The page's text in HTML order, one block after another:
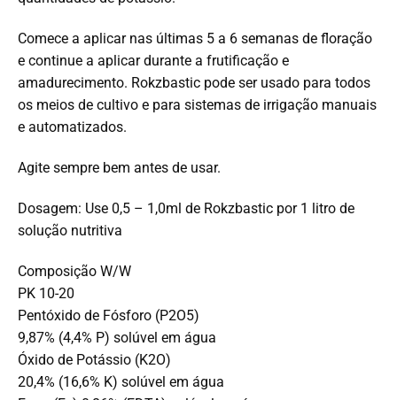
Comece a aplicar nas últimas 5 a 6 semanas de floração
e continue a aplicar durante a frutificação e
amadurecimento. Rokzbastic pode ser usado para todos
os meios de cultivo e para sistemas de irrigação manuais
e automatizados.
Agite sempre bem antes de usar.
Dosagem: Use 0,5 – 1,0ml de Rokzbastic por 1 litro de
solução nutritiva
Composição W/W
PK 10-20
Pentóxido de Fósforo (P2O5)
9,87% (4,4% P) solúvel em água
Óxido de Potássio (K2O)
20,4% (16,6% K) solúvel em água